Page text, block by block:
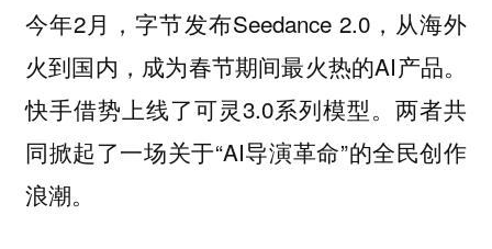
今年2月，字节发布Seedance 2.0，从海外
火到国内，成为春节期间最火热的AI产品。
快手借势上线了可灵3.0系列模型。两者共
同掀起了一场关于“AI导演革命”的全民创作
浪潮。